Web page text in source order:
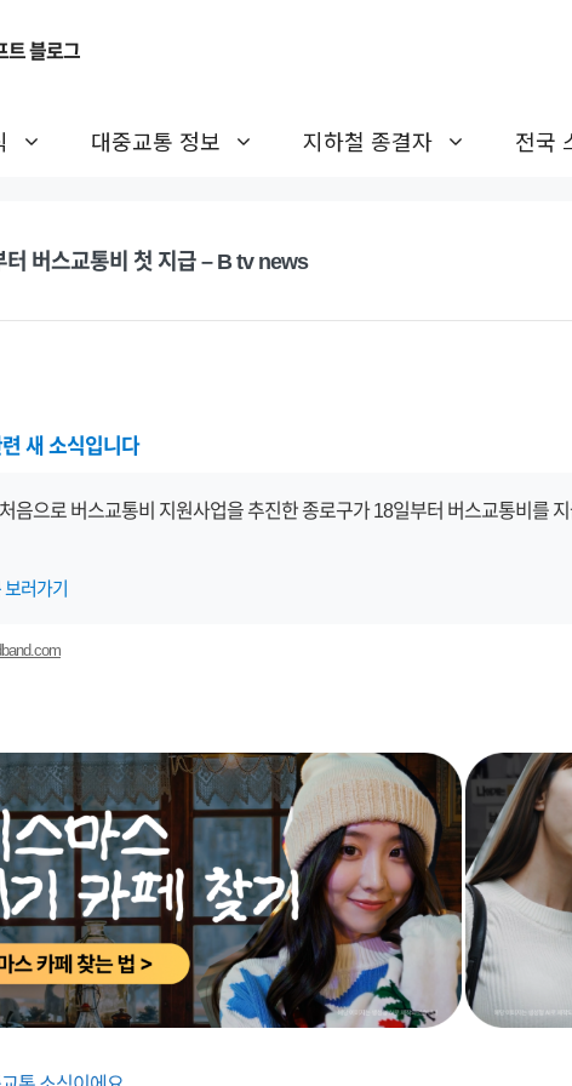
트 블로그
대중교통 정보 지하철 종결자 전국
터 버스교통비 첫 지급 – B tv news
새 소식입니다
음으로 버스교통비 지원사업을 추진한 종로구가 18일부터 버스교통비를
러가기